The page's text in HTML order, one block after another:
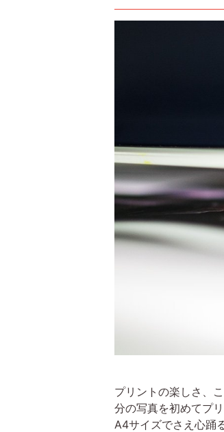
プリントの楽しさ、
分の写真を初めてプ
A4サイズでさえ心踊